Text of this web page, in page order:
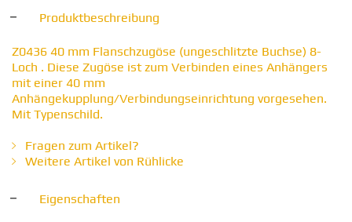
Produktbeschreibung
Z0436 40 mm Flanschzugöse (ungeschlitzte Buchse) 8-
Loch . Diese Zugöse ist zum Verbinden eines Anhängers
mit einer 40 mm
Anhängekupplung/Verbindungseinrichtung vorgesehen.
Mit Typenschild.
Fragen zum Artikel?
Weitere Artikel von Rühlicke
Eigenschaften